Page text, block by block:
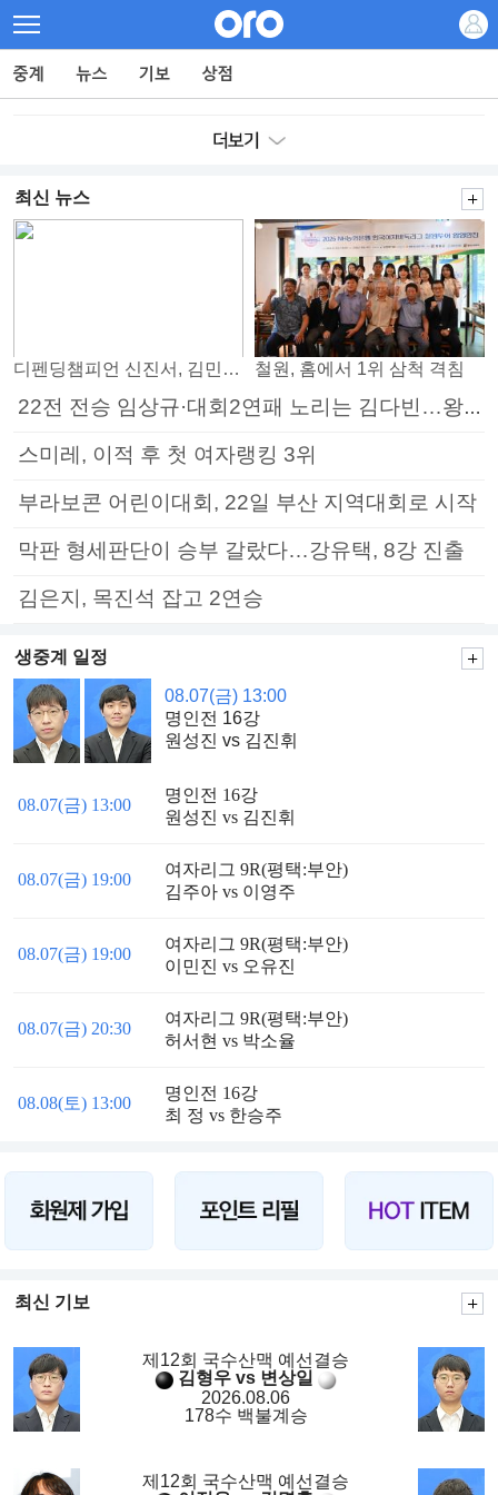
최신 뉴스
디펜딩챔피언 신진서, 김민석 꺾고 8강으로 철원, 홈에서 1위 삼척 격침
22전 전승 임상규·대회2연패 노리는 김다빈…왕중왕전 16강 7일부터
스미레, 이적 후 첫 여자랭킹 3위
부라보콘 어린이대회, 22일 부산 지역대회로 시작
막판 형세판단이 승부 갈랐다…강유택, 8강 진출
김은지, 목진석 잡고 2연승
생중계 일정
08.07(금) 13:00
명인전 16강
원성진 vs 김진휘
08.07(금) 13:00
명인전 16강
원성진 vs 김진휘
08.07(금) 19:00
여자리그 9R(평택:부안)
김주아 vs 이영주
08.07(금) 19:00
여자리그 9R(평택:부안)
이민진 vs 오유진
08.07(금) 20:30
여자리그 9R(평택:부안)
허서현 vs 박소율
08.08(토) 13:00
명인전 16강
최 정 vs 한승주
최신 기보
제12회 국수산맥 예선결승
김형우 vs 변상일
2026.08.06
178수 백불계승
제12회 국수산맥 예선결승